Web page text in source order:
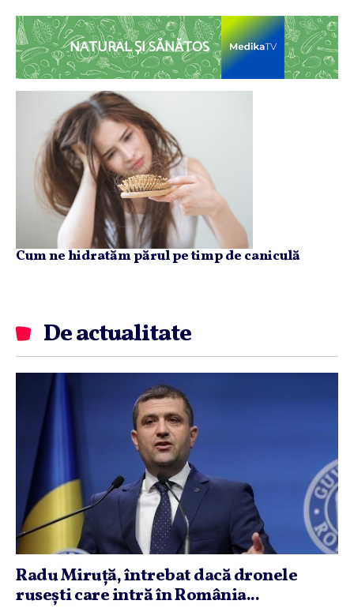
NATURAL ȘI SĂNĂTOS
Cum ne hidratăm părul pe timp de caniculă
De actualitate
Radu Miruţă, întrebat dacă dronele
ruseşti care intră în România...